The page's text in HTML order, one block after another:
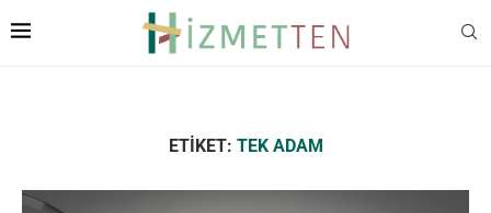
ETIKET: TEK ADAM